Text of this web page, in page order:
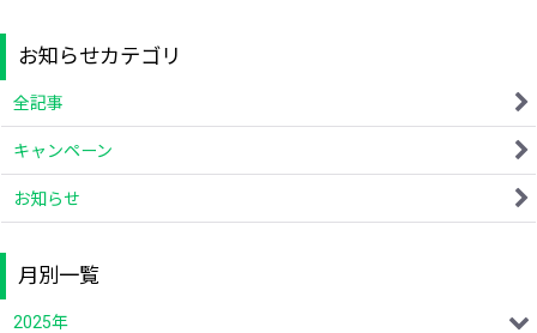
お知らせカテゴリ
全記事
キャンペーン
お知らせ
月別一覧
2025年